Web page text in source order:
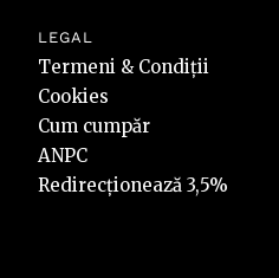
LEGAL
Termeni & Condiții
Cookies
Cum cumpăr
ANPC
Redirecționează 3,5%